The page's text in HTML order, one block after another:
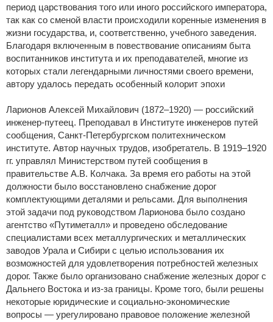
период царствования того или иного российского императора,
так как со сменой власти происходили коренные изменения в
жизни государства, и, соответственно, учебного заведения.
Благодаря включенным в повествование описаниям быта
воспитанников института и их преподавателей, многие из
которых стали легендарными личностями своего времени,
автору удалось передать особенный колорит эпохи
Ларионов Алексей Михайлович (1872–1920) — российский
инженер-путеец. Преподавал в Институте инженеров путей
сообщения, Санкт-Петербургском политехническом
институте. Автор научных трудов, изобретатель. В 1919–1920
гг. управлял Министерством путей сообщения в
правительстве А.В. Колчака. За время его работы на этой
должности было восстановлено снабжение дорог
комплектующими деталями и рельсами. Для выполнения
этой задачи под руководством Ларионова было создано
агентство «Путиметалл» и проведено обследование
специалистами всех металлургических и металлических
заводов Урала и Сибири с целью использования их
возможностей для удовлетворения потребностей железных
дорог. Также было организовано снабжение железных дорог с
Дальнего Востока и из-за границы. Кроме того, были решены
некоторые юридические и социально-экономические
вопросы — урегулировано правовое положение железной